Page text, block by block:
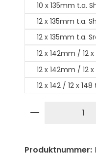
10 x 135mm t.a.
12 x 135mm t.a.
12 x 135mm t.a.
12 x 142mm / 12
12 x 142mm / 12
12 x 142 / 12 x
Produkt
Produktnummer: